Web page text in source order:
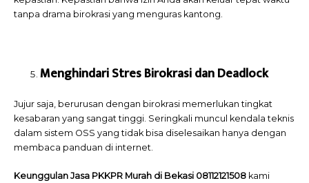
tanpa drama birokrasi yang menguras kantong.
Menghindari Stres Birokrasi dan Deadlock
Jujur saja, berurusan dengan birokrasi memerlukan tingkat
kesabaran yang sangat tinggi. Seringkali muncul kendala teknis
dalam sistem OSS yang tidak bisa diselesaikan hanya dengan
membaca panduan di internet.
Keunggulan Jasa PKKPR Murah di Bekasi 08112121508 kami